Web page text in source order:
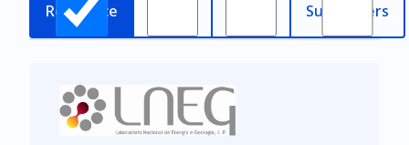
Relevance Subscribers